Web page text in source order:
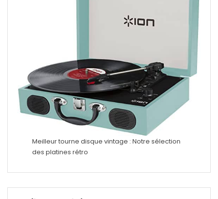
Meilleur tourne disque vintage : Notre sélection
des platines rétro